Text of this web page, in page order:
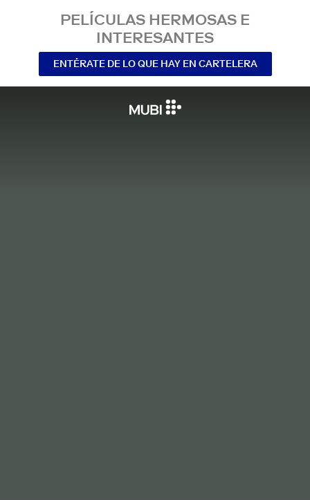
PELÍCULAS HERMOSAS E
INTERESANTES
ENTÉRATE DE LO QUE HAY EN CARTELERA